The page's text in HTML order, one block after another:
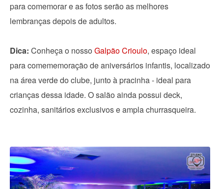
para comemorar e as fotos serão as melhores
lembranças depois de adultos.
Dica: Conheça o nosso Galpão Crioulo, espaço ideal
para comememoração de aniversários infantis, localizado
na área verde do clube, junto à pracinha - ideal para
crianças dessa idade. O salão ainda possui deck,
cozinha, sanitários exclusivos e ampla churrasqueira.